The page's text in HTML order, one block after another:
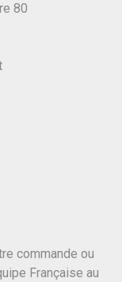
80
commande ou
Française au